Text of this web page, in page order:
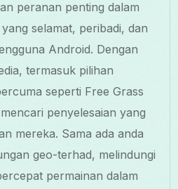
peranan penting dalam
selamat, peribadi, dan
Android. Dengan
termasuk pilihan
seperti Free Grass
penyelesaian yang
mereka. Sama ada anda
geo-terhad, melindungi
permainan dalam